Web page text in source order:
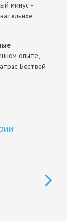
минус -
опыте,
Бествей